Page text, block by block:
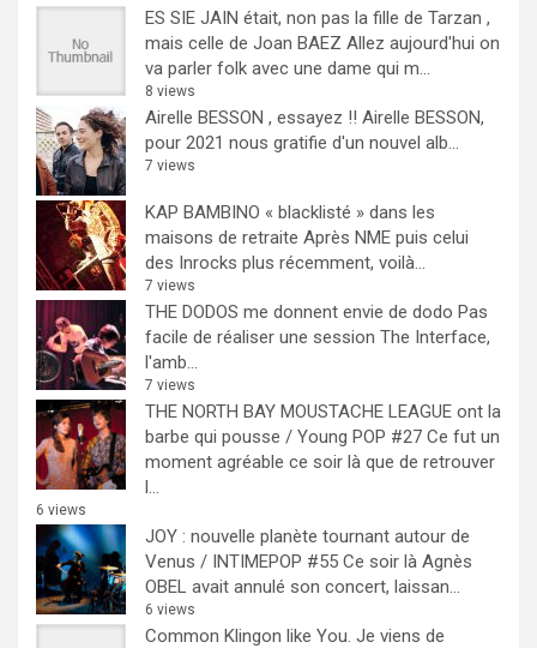
ES SIE JAIN était, non pas la fille de Tarzan ,
mais celle de Joan BAEZ Allez aujourd'hui on
va parler folk avec une dame qui m...
8 views
Airelle BESSON , essayez !! Airelle BESSON,
pour 2021 nous gratifie d'un nouvel alb...
7 views
KAP BAMBINO « blacklisté » dans les
maisons de retraite Après NME puis celui
des Inrocks plus récemment, voilà...
7 views
THE DODOS me donnent envie de dodo Pas
facile de réaliser une session The Interface,
l'amb...
7 views
THE NORTH BAY MOUSTACHE LEAGUE ont la
barbe qui pousse / Young POP #27 Ce fut un
moment agréable ce soir là que de retrouver
l...
6 views
JOY : nouvelle planète tournant autour de
Venus / INTIMEPOP #55 Ce soir là Agnès
OBEL avait annulé son concert, laissan...
6 views
Common Klingon like You. Je viens de